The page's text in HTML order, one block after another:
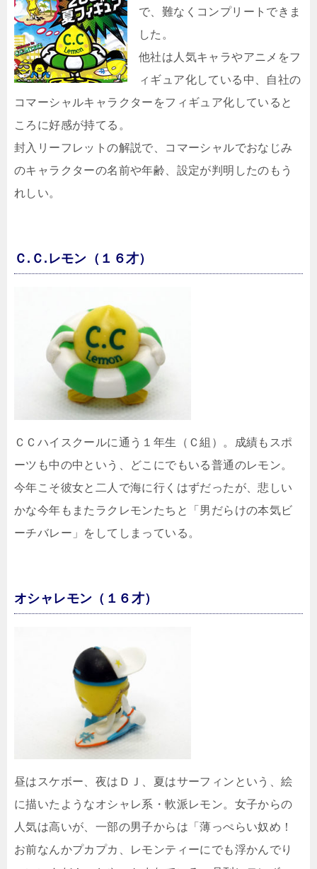
で、難なくコンプリートできま
した。
他社は人気キャラやアニメをフ
ィギュア化している中、自社の
コマーシャルキャラクターをフィギュア化していると
ころに好感が持てる。
封入リーフレットの解説で、コマーシャルでおなじみ
のキャラクターの名前や年齢、設定が判明したのもう
れしい。
Ｃ.Ｃ.レモン（１６才）
ＣＣハイスクールに通う１年生（Ｃ組）。成績もスポ
ーツも中の中という、どこにでもいる普通のレモン。
今年こそ彼女と二人で海に行くはずだったが、悲しい
かな今年もまたラクレモンたちと「男だらけの本気ビ
ーチバレー」をしてしまっている。
オシャレモン（１６才）
昼はスケボー、夜はＤＪ、夏はサーフィンという、絵
に描いたようなオシャレ系・軟派レモン。女子からの
人気は高いが、一部の男子からは「薄っぺらい奴め！
お前なんかプカプカ、レモンティーにでも浮かんでり